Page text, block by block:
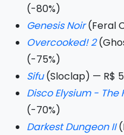
(-80%)
Genesis Noir(Feral
Overcooked! 2
(-75%)
Sifu(Sloclap) — R$
Disco Elysium - The
(-70%)
Darkest Dungeon II